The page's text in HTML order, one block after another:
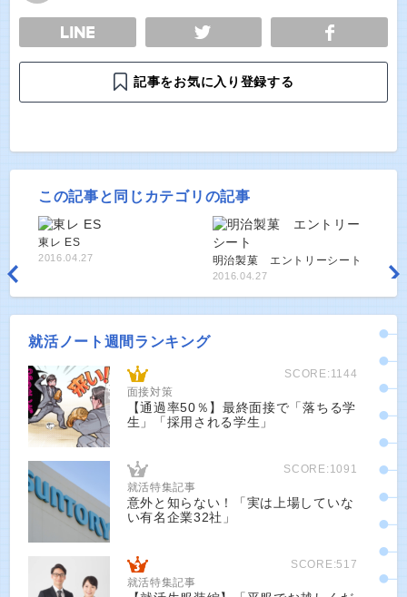
TWEET
記事をお気に入り登録する
この記事と同じカテゴリの記事
東レ ES
2016.04.27 明治製菓 エントリーシート
2016.04.27
就活ノート週間ランキング
SCORE:1144
面接対策
【通過率50％】最終面接で「落ちる学
生」「採用される学生」
SCORE:1091
就活特集記事
意外と知らない！「実は上場していな
い有名企業32社」
SCORE:517
就活特集記事